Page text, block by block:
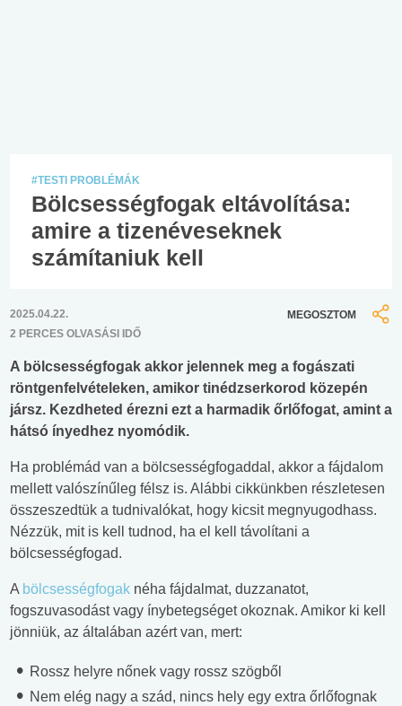
#TESTI PROBLÉMÁK
Bölcsességfogak eltávolítása:
amire a tizenéveseknek
számítaniuk kell
2025.04.22.
2 PERCES OLVASÁSI IDŐ
MEGOSZTOM
A bölcsességfogak akkor jelennek meg a fogászati
röntgenfelvételeken, amikor tinédzserkorod közepén
jársz. Kezdheted érezni ezt a harmadik őrlőfogat, amint a
hátsó ínyedhez nyomódik.
Ha problémád van a bölcsességfogaddal, akkor a fájdalom
mellett valószínűleg félsz is. Alábbi cikkünkben részletesen
összeszedtük a tudnivalókat, hogy kicsit megnyugodhass.
Nézzük, mit is kell tudnod, ha el kell távolítani a
bölcsességfogad.
A bölcsességfogak néha fájdalmat, duzzanatot,
fogszuvasodást vagy ínybetegséget okoznak. Amikor ki kell
jönniük, az általában azért van, mert:
Rossz helyre nőnek vagy rossz szögből
Nem elég nagy a szád, nincs hely egy extra őrlőfognak